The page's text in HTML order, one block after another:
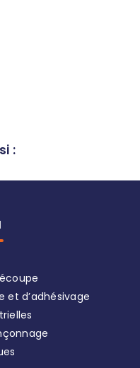
:
et d’adhésivage